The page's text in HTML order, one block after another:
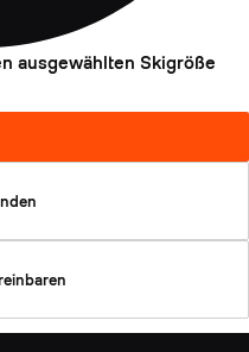
ausgewählten Skigröße